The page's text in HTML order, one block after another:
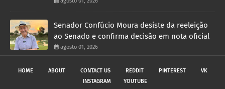
Senador Confúcio Moura desiste da reeleição
ao Senado e confirma decisão em nota oficial
agosto 01, 2026
HOME ABOUT CONTACT US REDDIT PINTEREST
VK
INSTAGRAM
YOUTUBE